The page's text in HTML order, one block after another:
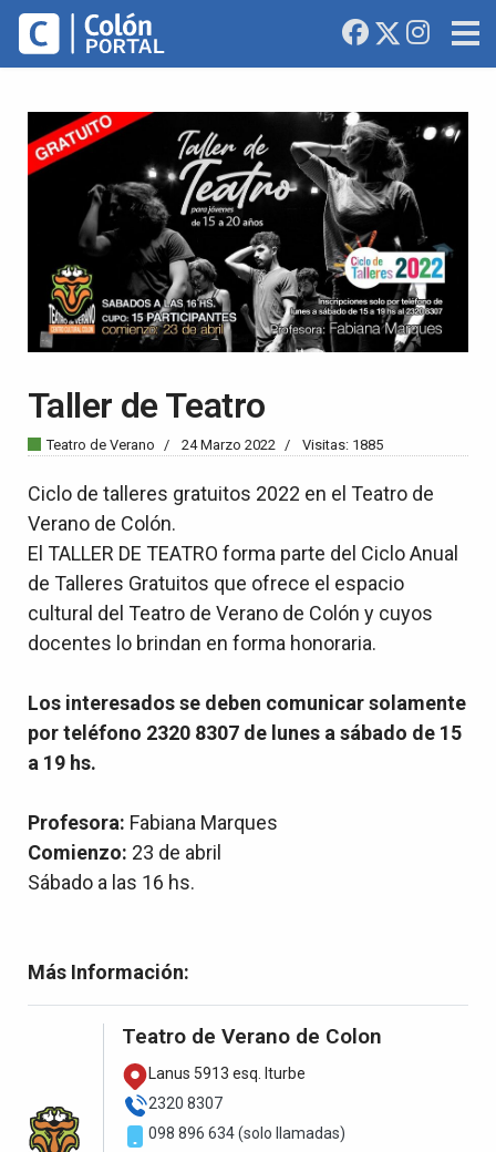
Taller de Teatro
Teatro de Verano 24 Marzo 2022 Visitas: 1885
Ciclo de talleres gratuitos 2022 en el Teatro de
Verano de Colón.
El TALLER DE TEATRO forma parte del Ciclo Anual
de Talleres Gratuitos que ofrece el espacio
cultural del Teatro de Verano de Colón y cuyos
docentes lo brindan en forma honoraria.
Los interesados se deben comunicar solamente
por teléfono 2320 8307 de lunes a sábado de 15
a 19 hs.
Profesora: Fabiana Marques
Comienzo: 23 de abril
Sábado a las 16 hs.
Más Información:
Teatro de Verano de Colon
Lanus 5913 esq. Iturbe
2320 8307
098 896 634 (solo llamadas)